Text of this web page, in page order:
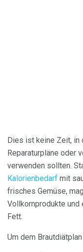
Dies ist keine Zeit, in
Reparaturpläne oder
verwenden sollten.
Kalorienbedarf mit
frisches Gemüse,
Vollkornprodukte und
Fett.
Um dem